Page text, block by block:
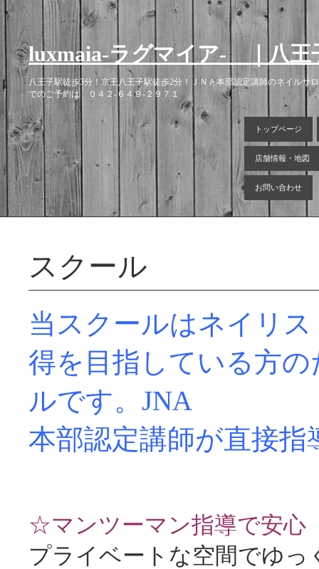
luxmaia-ラグマイア- ｜八
八王子駅徒歩3分！京王八王子駅徒歩2分！ＪＮＡ本部認定講師のネイル
でのご予約は ０４２-６４９-２９７１
トップページ
店舗情報・地図
お問い合わせ
スクール
当スクールはネイリ
得を目指している方
ルです。JNA
本部認定講師が直接指
☆マンツーマン指導で安心
プライベートな空間でゆ